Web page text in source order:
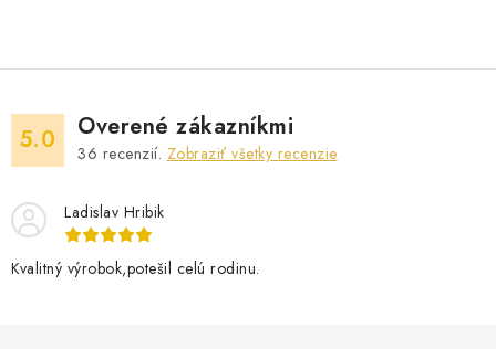
5.0 Overené zákazníkmi
36 recenzií. Zobraziť všetky recenzie
Ladislav Hribik
Kvalitný výrobok,potešil celú rodinu.